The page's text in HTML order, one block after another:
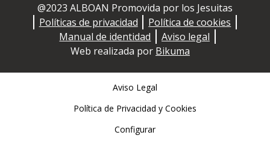
@2023 ALBOAN Promovida por los Jesuitas
Políticas de privacidad
Política de cookies
Manual de identidad
Aviso legal
Web realizada por Bikuma
Aviso Legal
Política de Privacidad y Cookies
Configurar